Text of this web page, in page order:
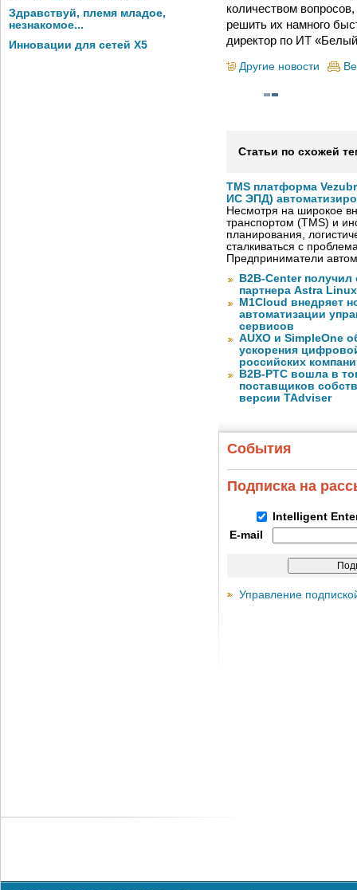
Здравствуй, племя младое,
незнакомое...
Инновации для сетей X5
количеством
решить их намного
директор по ИТ
Другие новости
Статьи по схожей
TMS платформа
ИС ЭПД)
Несмотря на широкое
транспортом (TMS) и
планирования,
сталкиваться с
Предприниматели
B2B-Center получил
партнера Astra Linux
M1Cloud внедряет
автоматизации
сервисов
AUXO и SimpleOne
ускорения
российских
B2B-РТС вошла в
поставщиков
версии TAdviser
События
Подписка на
Intelligent
E-mail
Управление